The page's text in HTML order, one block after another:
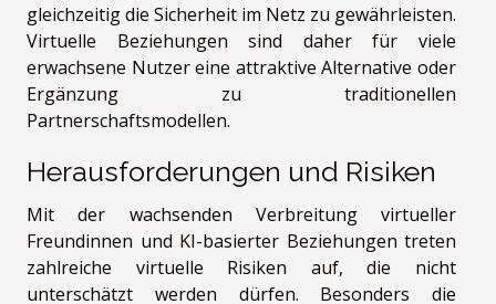
gleichzeitig die Sicherheit im Netz zu gewährleisten.
Virtuelle Beziehungen sind daher für viele
erwachsene Nutzer eine attraktive Alternative oder
Ergänzung zu traditionellen
Partnerschaftsmodellen.
Herausforderungen und Risiken
Mit der wachsenden Verbreitung virtueller
Freundinnen und KI-basierter Beziehungen treten
zahlreiche virtuelle Risiken auf, die nicht
unterschätzt werden dürfen. Besonders die